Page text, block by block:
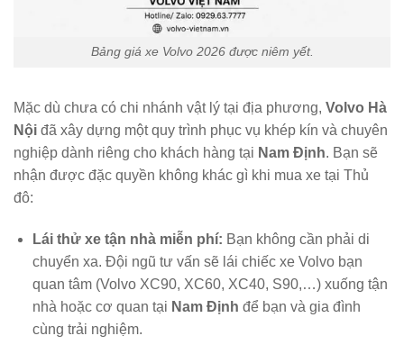
Bảng giá xe Volvo 2026 được niêm yết.
Mặc dù chưa có chi nhánh vật lý tại địa phương, Volvo Hà
Nội đã xây dựng một quy trình phục vụ khép kín và chuyên
nghiệp dành riêng cho khách hàng tại Nam Định. Bạn sẽ
nhận được đặc quyền không khác gì khi mua xe tại Thủ
đô:
Lái thử xe tận nhà miễn phí: Bạn không cần phải di
chuyển xa. Đội ngũ tư vấn sẽ lái chiếc xe Volvo bạn
quan tâm (Volvo XC90, XC60, XC40, S90,…) xuống tận
nhà hoặc cơ quan tại Nam Định để bạn và gia đình
cùng trải nghiệm.